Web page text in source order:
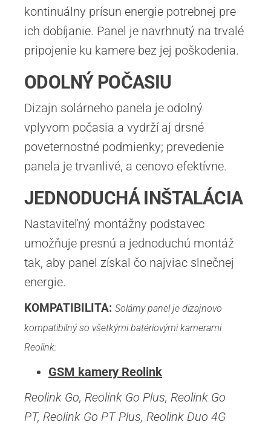
kontinuálny prísun energie potrebnej pre
ich dobíjanie. Panel je navrhnutý na trvalé
pripojenie ku kamere bez jej poškodenia.
ODOLNÝ POČASIU
Dizajn solárneho panela je odolný
vplyvom počasia a vydrží aj drsné
poveternostné podmienky; prevedenie
panela je trvanlivé, a cenovo efektívne.
JEDNODUCHÁ INŠTALÁCIA
Nastaviteľný montážny podstavec
umožňuje presnú a jednoduchú montáž
tak, aby panel získal čo najviac slnečnej
energie.
KOMPATIBILITA: Solárny panel je dizajnovo
kompatibilný so všetkými batériovými kamerami
Reolink:
GSM kamery Reolink
Reolink Go, Reolink Go Plus, Reolink Go
PT, Reolink Go PT Plus, Reolink Duo 4G